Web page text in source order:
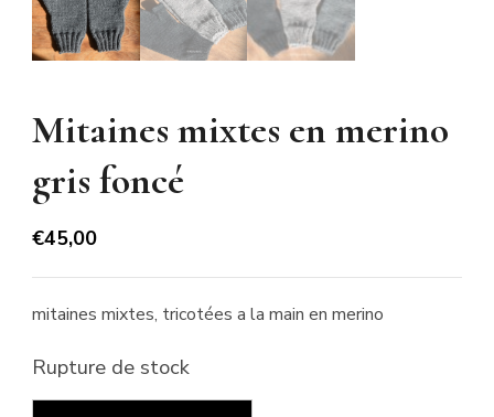
Mitaines mixtes en merino
gris foncé
€45,00
mitaines mixtes, tricotées a la main en merino
Rupture de stock